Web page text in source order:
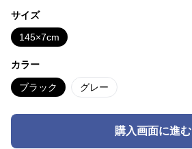
サイズ
145×7cm
カラー
ブラック グレー
購入画面に進む